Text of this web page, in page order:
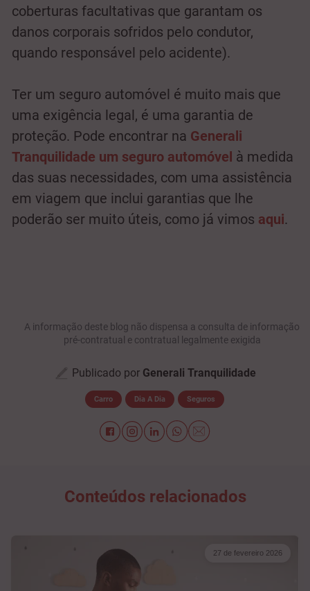
coberturas facultativas que garantam os
danos corporais sofridos pelo condutor,
quando responsável pelo acidente).
Ter um seguro automóvel é muito mais que
uma exigência legal, é uma garantia de
proteção. Pode encontrar na Generali
Tranquilidade um seguro automóvel à medida
das suas necessidades, com uma assistência
em viagem que inclui garantias que lhe
poderão ser muito úteis, como já vimos aqui.
A informação deste blog não dispensa a consulta de informação
pré-contratual e contratual legalmente exigida
Publicado por Generali Tranquilidade
Carro Dia A Dia Seguros
Conteúdos relacionados
27 de fevereiro 2026